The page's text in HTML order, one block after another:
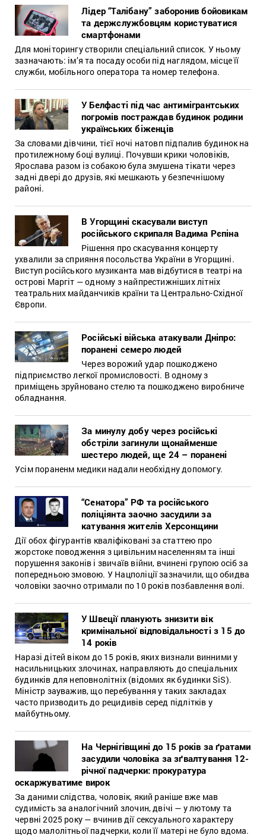
Лідер “Талібану” заборонив бойовикам
та держслужбовцям користуватися
смартфонами
Для моніторингу створили спеціальний список. У ньому
зазначають: ім’я та посаду особи під наглядом, місце її
служби, мобільного оператора та номер телефона.
У Белфасті під час антимігрантських
погромів постраждав будинок родини
українських біженців
За словами дівчини, тієї ночі натовп підпалив будинок на
протилежному боці вулиці. Почувши крики чоловіків,
Ярослава разом із собакою була змушена тікати через
задні двері до друзів, які мешкають у безпечнішому
районі.
В Угорщині скасували виступ
російського скрипаля Вадима Рєпіна
Рішення про скасування концерту
ухвалили за сприяння посольства України в Угорщині.
Виступ російського музиканта мав відбутися в театрі на
острові Маргіт — одному з найпрестижніших літніх
театральних майданчиків країни та Центрально-Східної
Європи.
Російські війська атакували Дніпро:
поранені семеро людей
Через ворожий удар пошкоджено
підприємство легкої промисловості. В одному з
приміщень зруйновано стелю та пошкоджено виробниче
обладнання.
За минулу добу через російські
обстріли загинули щонайменше
шестеро людей, ще 24 – поранені
Усім пораненм медики надали необхідну допомогу.
“Сенатора” РФ та російського
поліціянта заочно засудили за
катування жителів Херсонщини
Дії обох фігурантів кваліфіковані за статтею про
жорстоке поводження з цивільним населенням та інші
порушення законів і звичаїв війни, вчинені групою осіб за
попередньою змовою. У Нацполіції зазначили, що обидва
чоловіки заочно отримали по 10 років позбавлення волі.
У Швеції планують знизити вік
кримінальної відповідальності з 15 до
14 років
Наразі дітей віком до 15 років, яких визнали винними у
насильницьких злочинах, направляють до спеціальних
будинків для неповнолітніх (відомих як будинки SiS).
Міністр зауважив, що перебування у таких закладах
часто призводить до рецидивів серед підлітків у
майбутньому.
На Чернігівщині до 15 років за ґратами
засудили чоловіка за зґвалтування 12-
річної падчерки: прокуратура
оскаржуватиме вирок
За даними слідства, чоловік, який раніше вже мав
судимість за аналогічний злочин, двічі — у лютому та
червні 2025 року — вчинив дії сексуального характеру
щодо малолітньої падчерки, коли її матері не було вдома.